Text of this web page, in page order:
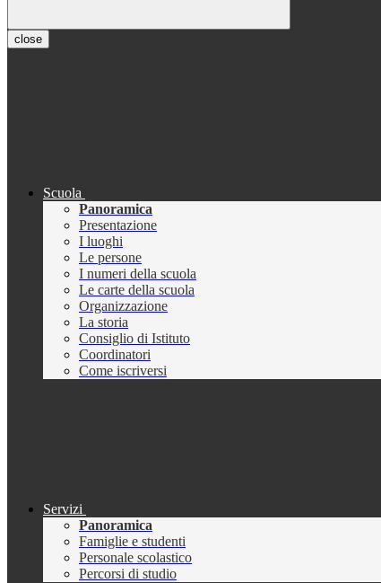
close
Scuola
Panoramica
Presentazione
I luoghi
Le persone
I numeri della scuola
Le carte della scuola
Organizzazione
La storia
Consiglio di Istituto
Coordinatori
Come iscriversi
Servizi
Panoramica
Famiglie e studenti
Personale scolastico
Percorsi di studio